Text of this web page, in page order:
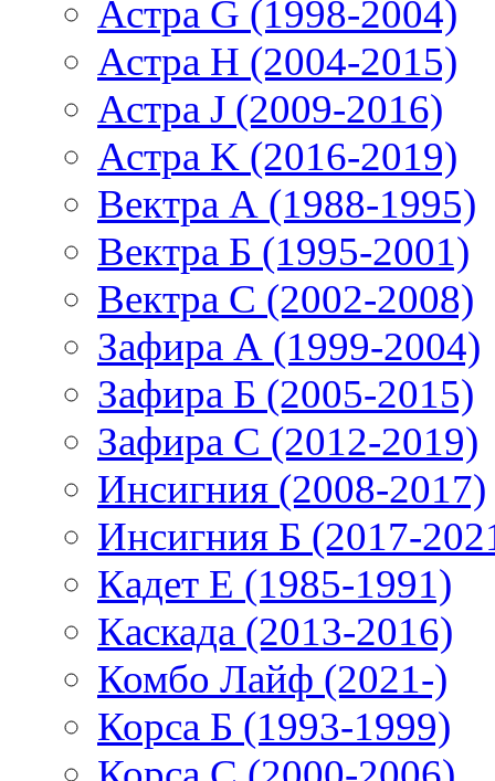
Астра G (1998-2004)
Астра H (2004-2015)
Астра J (2009-2016)
Астра K (2016-2019)
Вектра А (1988-1995)
Вектра Б (1995-2001)
Вектра С (2002-2008)
Зафира А (1999-2004)
Зафира Б (2005-2015)
Зафира С (2012-2019)
Инсигния (2008-2017)
Инсигния Б (2017-
Кадет Е (1985-1991)
Каскада (2013-2016)
Комбо Лайф (2021-)
Корса Б (1993-1999)